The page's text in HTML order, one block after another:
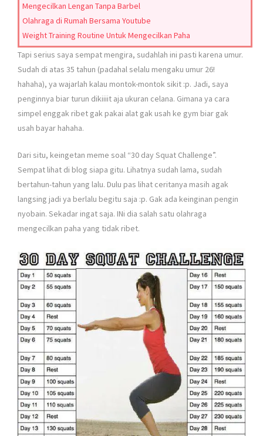
Mengecilkan Lengan Tanpa Barbel
Olahraga di Rumah Bersama Youtube
Weight Training Routine Untuk Mengecilkan Paha
Tapi serius saya sempat mengira, sudahlah ini pasti karena umur.
Sudah di atas 35 tahun (padahal selalu mengaku umur 26!
hahaha), ya wajarlah kalau montok-montok sikit :p. Jadi, saya
penginnya biar turun dikiiiit aja ukuran celana. Gimana ya cara
simpel enggak ribet gak pakai alat gak usah ke gym biar gak
usah bayar hahaha.
Dari situ, keingetan meme soal “30 day Squat Challenge”.
Sempat lihat di blog siapa gitu. Lihatnya sudah lama, sudah
bertahun-tahun yang lalu. Dulu pas lihat ceritanya masih agak
langsing jadi ya berlalu begitu saja :p. Gak ada keinginan pengin
nyobain. Sekadar ingat saja. INi dia salah satu olahraga
mengecilkan paha yang tidak ribet.